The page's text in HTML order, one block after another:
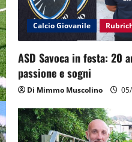
i
o
n
Calcio Giovanile
ASD Savoca in festa: 20
passione e sogni
Di Mimmo Muscolino